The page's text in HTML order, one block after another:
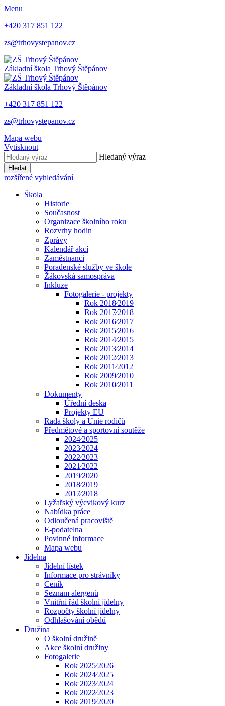
Menu
+420 317 851 122
zs@trhovystepanov.cz
Základní škola Trhový Štěpánov
Základní škola Trhový Štěpánov
+420 317 851 122
zs@trhovystepanov.cz
Mapa webu
Vytisknout
Hledaný výraz
Hledat
rozšířené vyhledávání
Škola
Historie
Současnost
Organizace školního roku
Rozvrhy hodin
Zprávy
Kalendář akcí
Zaměstnanci
Poradenské služby ve škole
Žákovská samospráva
Inkluze
Fotogalerie - projekty
Rok 2018⁄2019
Rok 2017⁄2018
Rok 2016⁄2017
Rok 2015⁄2016
Rok 2014⁄2015
Rok 2013⁄2014
Rok 2012⁄2013
Rok 2011⁄2012
Rok 2009⁄2010
Rok 2010⁄2011
Dokumenty
Úřední deska
Projekty EU
Rada školy a Unie rodičů
Předmětové a sportovní soutěže
2024⁄2025
2023⁄2024
2022⁄2023
2021⁄2022
2019⁄2020
2018⁄2019
2017⁄2018
Lyžařský výcvikový kurz
Nabídka práce
Odloučená pracoviště
E-podatelna
Povinné informace
Mapa webu
Jídelna
Jídelní lístek
Informace pro strávníky
Ceník
Seznam alergenů
Vnitřní řád školní jídelny
Rozpočty školní jídelny
Odhlašování obědů
Družina
O školní družině
Akce školní družiny
Fotogalerie
Rok 2025⁄2026
Rok 2024⁄2025
Rok 2023⁄2024
Rok 2022⁄2023
Rok 2019⁄2020